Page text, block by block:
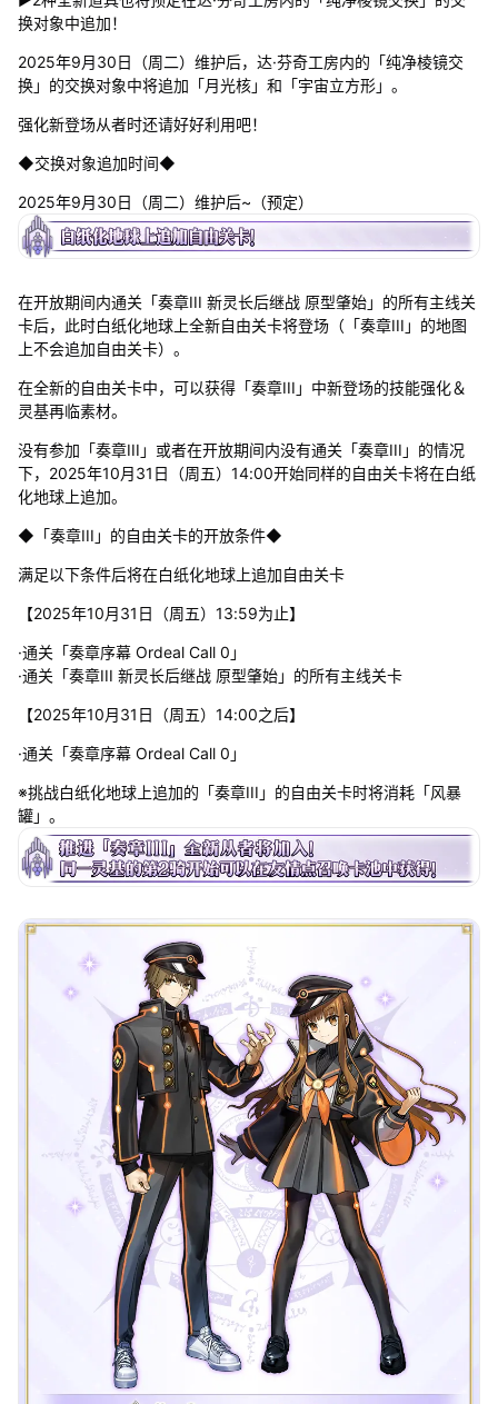
换对象中追加！
2025年9月30日（周二）维护后，达·芬奇工房内的「纯净棱镜交
换」的交换对象中将追加「月光核」和「宇宙立方形」。
强化新登场从者时还请好好利用吧！
◆交换对象追加时间◆
2025年9月30日（周二）维护后~（预定）
在开放期间内通关「奏章III 新灵长后继战 原型肇始」的所有主线关
卡后，此时白纸化地球上全新自由关卡将登场（「奏章III」的地图
上不会追加自由关卡）。
在全新的自由关卡中，可以获得「奏章III」中新登场的技能强化＆
灵基再临素材。
没有参加「奏章III」或者在开放期间内没有通关「奏章III」的情况
下，2025年10月31日（周五）14:00开始同样的自由关卡将在白纸
化地球上追加。
◆「奏章III」的自由关卡的开放条件◆
满足以下条件后将在白纸化地球上追加自由关卡
【2025年10月31日（周五）13:59为止】
·通关「奏章序幕 Ordeal Call 0」
·通关「奏章III 新灵长后继战 原型肇始」的所有主线关卡
【2025年10月31日（周五）14:00之后】
·通关「奏章序幕 Ordeal Call 0」
※挑战白纸化地球上追加的「奏章III」的自由关卡时将消耗「风暴
罐」。